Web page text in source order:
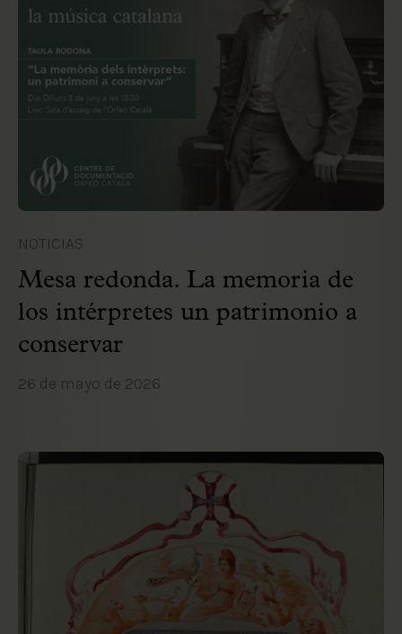
NOTICIAS
Mesa redonda. La memoria de
los intérpretes un patrimonio a
conservar
26 de mayo de 2026